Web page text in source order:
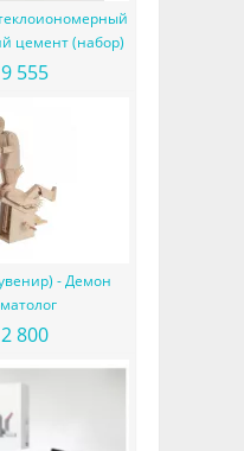
цемент (набор)
555
- Демон
800